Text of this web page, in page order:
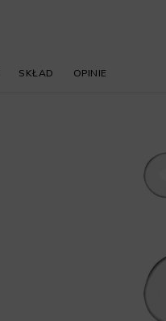
SKŁAD OPINIE